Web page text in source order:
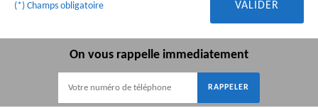
(*) Champs obligatoire
On vous rappelle immediatement